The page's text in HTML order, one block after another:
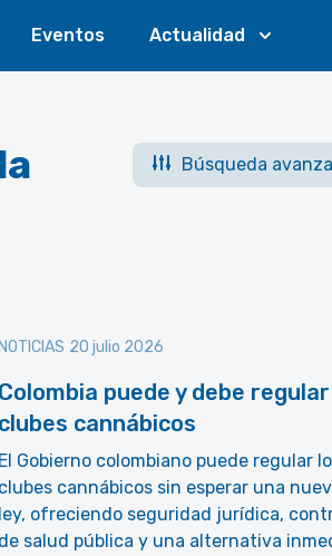
Eventos Actualidad
Búsqueda
NOTICIAS 20 julio 2026
Colombia puede y debe
clubes cannábicos
El Gobierno colombiano puede regular
clubes cannábicos sin esperar una
ley, ofreciendo seguridad jurídica,
de salud pública y una alternativa